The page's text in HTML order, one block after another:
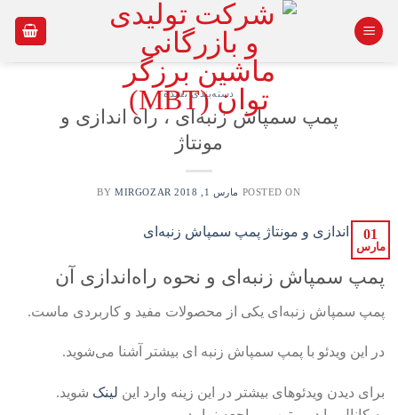
دسته‌بندی نشده
پمپ سمپاش زنبه‌ای ، راه اندازی و
مونتاژ
POSTED ON مارس 1, 2018 BY
MIRGOZAR
01
مارس
پمپ سمپاش زنبه‌ای و نحوه راه‌اندازی آن
پمپ سمپاش زنبه‌ای یکی از محصولات مفید و کاربردی ماست.
در این ویدئو با پمپ سمپاش زنبه ای بیشتر آشنا می‌شوید.
برای دیدن ویدئوهای بیشتر در این زینه وارد این لینک شوید.